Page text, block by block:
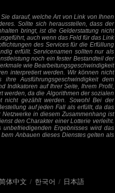
darauf, welche Art von Link von Ihnen
Sollte sich herausstellen, dass der
bringt, ist die Gelderstattung nicht
auch wenn das Feld für das Link
des Services für die Erfüllung
erfüllt. Servicenamen sollten nur als
noch ein fester Bestandteil der
wie Bearbeitungsgeschwindigkeit
interpretiert werden. Wir können nicht
Ausführungsgeschwindigkeit dem
Indikatoren auf Ihrer Seite, Ihrem Profil,
werden, da die Algorithmen der sozialen
nicht gezählt werden. Sowohl Bei der
auf jeden Fall als erfüllt, da das
in diesem Zusammenhang ist
den Charakter einer Lotterie verleiht.
Ergebnisses wird das
Anbauen dieses Dienstes gelten als
体中文 / 한국어 / 日本語